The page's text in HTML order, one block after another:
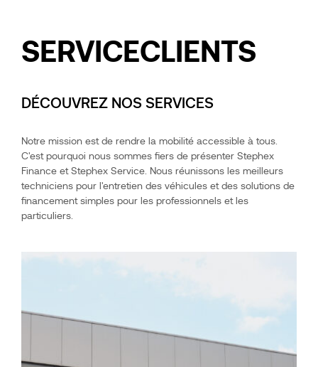
SERVICECLIENTS
DÉCOUVREZ NOS SERVICES
Notre mission est de rendre la mobilité accessible à tous.
C'est pourquoi nous sommes fiers de présenter Stephex
Finance et Stephex Service. Nous réunissons les meilleurs
techniciens pour l'entretien des véhicules et des solutions de
financement simples pour les professionnels et les
particuliers.